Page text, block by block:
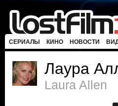
СЕРИАЛЫ КИНО НОВОСТИ
Лаура
Laura Allen